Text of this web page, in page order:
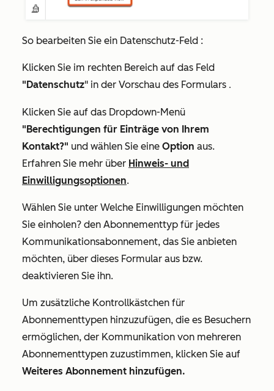
So bearbeiten Sie ein Datenschutz-Feld :
Klicken Sie im rechten Bereich auf das Feld
"Datenschutz" in der Vorschau des Formulars .
Klicken Sie auf das Dropdown-Menü
"Berechtigungen für Einträge von Ihrem
Kontakt?" und wählen Sie eine Option aus.
Erfahren Sie mehr über Hinweis- und
Einwilligungsoptionen.
Wählen Sie unter Welche Einwilligungen möchten
Sie einholen? den Abonnementtyp für jedes
Kommunikationsabonnement, das Sie anbieten
möchten, über dieses Formular aus bzw.
deaktivieren Sie ihn.
Um zusätzliche Kontrollkästchen für
Abonnementtypen hinzuzufügen, die es Besuchern
ermöglichen, der Kommunikation von mehreren
Abonnementtypen zuzustimmen, klicken Sie auf
Weiteres Abonnement hinzufügen.